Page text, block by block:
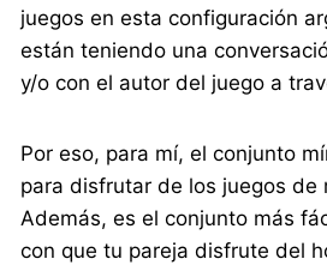
juegos en esta configuración
están teniendo una
y/o con el autor del juego a
Por eso, para mí, el conjunto
para disfrutar de los juegos de
Además, es el conjunto más
con que tu pareja disfrute del